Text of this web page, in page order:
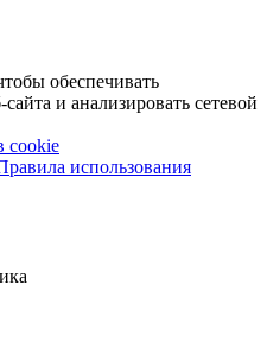
обеспечивать
и анализировать сетевой
cookie
использования